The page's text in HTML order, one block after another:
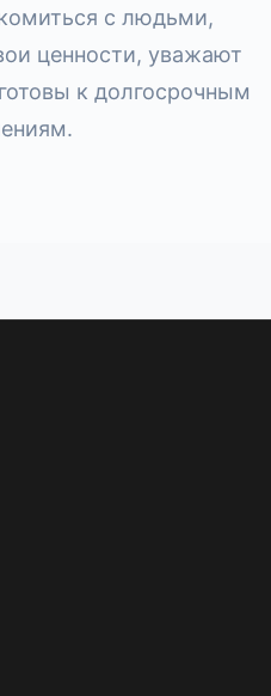
с людьми,
ценности, уважают
к долгосрочным